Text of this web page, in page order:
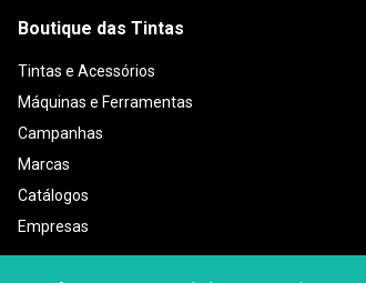
Boutique das Tintas
Tintas e Acessórios
Máquinas e Ferramentas
Campanhas
Marcas
Catálogos
Empresas